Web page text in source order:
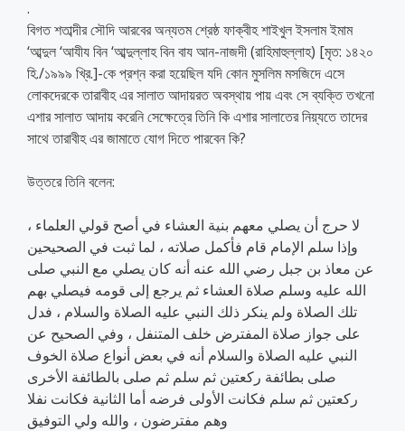
.
বিগত শতাব্দীর সৌদি আরবের অন্যতম শ্রেষ্ঠ ফাক্বীহ শাইখুল ইসলাম ইমাম
‘আব্দুল ‘আযীয বিন ‘আব্দুল্লাহ বিন বায আন-নাজদী (রাহিমাহুল্লাহ) [মৃত: ১৪২০
হি./১৯৯৯ খ্রি.]-কে প্রশ্ন করা হয়েছিল যদি কোন মুসলিম মসজিদে এসে
লোকদেরকে তারাবীহ এর সালাত আদায়রত অবস্থায় পায় এবং সে ব্যক্তি তখনো
এশার সালাত আদায় করেনি সেক্ষেত্রে তিনি কি এশার সালাতের নিয়্যতে তাদের
সাথে তারাবীহ এর জামাতে যোগ দিতে পারবেন কি?
উত্তরে তিনি বলেন:
لا حرج أن يصلي معهم بنية العشاء في أصح قولي العلماء ،
وإذا سلم الإمام قام فأكمل صلاته ، لما ثبت في الصحيحين
عن معاذ بن جبل رضي الله عنه أنه كان يصلي مع النبي صلى
الله عليه وسلم صلاة العشاء ثم يرجع إلى قومه فيصلي بهم
تلك الصلاة ولم ينكر ذلك النبي عليه الصلاة والسلام ، فدل
على جواز صلاة المفترض خلف المتنفل ، وفي الصحيح عن
النبي عليه الصلاة والسلام أنه في بعض أنواع صلاة الخوف
صلى بطائفة ركعتين ثم سلم ثم صلى بالطائفة الأخرى
ركعتين ثم سلم فكانت الأولى فرضه أما الثانية فكانت نفلا
وهم مفترضون ، والله ولي التوفيق